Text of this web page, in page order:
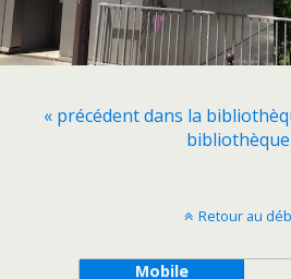
« précédent dans la
bibliothèque
Retour au
Mobile